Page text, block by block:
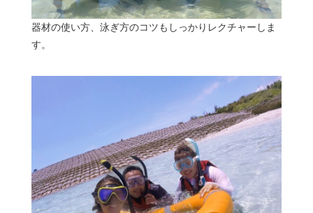
器材の使い方、泳ぎ方のコツもしっかりレクチャーしま
す。